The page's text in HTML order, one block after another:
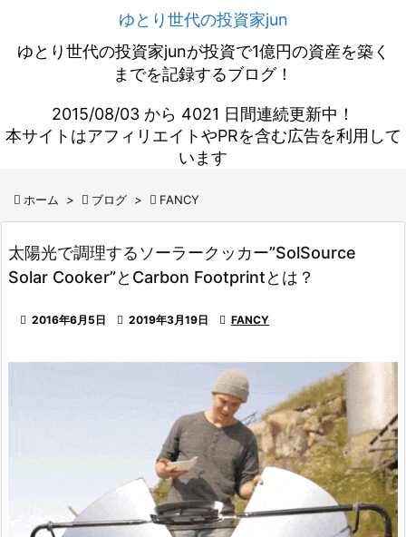
ゆとり世代の投資家jun
ゆとり世代の投資家junが投資で1億円の資産を築く
までを記録するブログ！
2015/08/03 から 4021 日間連続更新中！
本サイトはアフィリエイトやPRを含む広告を利用して
います
 ホーム >  ブログ >  FANCY
太陽光で調理するソーラークッカー”SolSource
Solar Cooker”とCarbon Footprintとは？
 2016年6月5日  2019年3月19日  FANCY